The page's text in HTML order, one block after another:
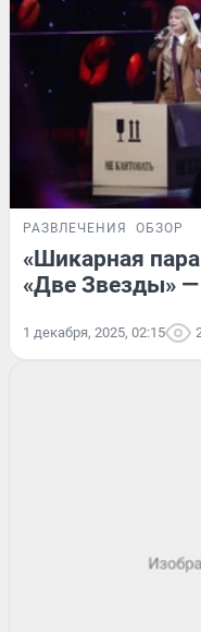
РАЗВЛЕЧЕНИЯ ОБЗОР
«Шикарная
«Две Звезды»
1 декабря, 2025, 02:15